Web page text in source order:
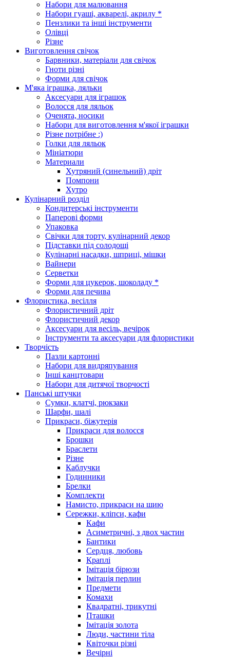
Набори для малювання
Набори гуаші, акварелі, акрилу *
Пензлики та інші інструменти
Олівці
Різне
Виготовлення свічок
Барвники, матеріали для свічок
Гноти різні
Форми для свічок
М'яка іграшка, ляльки
Аксесуари для іграшок
Волосся для ляльок
Оченята, носики
Набори для виготовлення м'якої іграшки
Різне потрібне :)
Голки для ляльок
Мініатюри
Материали
Хутряний (синельний) дріт
Помпони
Хутро
Кулінарний розділ
Кондитерські інструменти
Паперові форми
Упаковка
Свічки для торту, кулінарний декор
Підставки під солодощі
Кулінарні насадки, шприці, мішки
Вайнери
Серветки
Форми для цукерок, шоколаду *
Форми для печива
Флористика, весілля
Флористичний дріт
Флористичний декор
Аксесуари для весіль, вечірок
Інструменти та аксесуари для флористики
Творчість
Пазли картонні
Набори для видряпування
Інші канцтовари
Набори для дитячої творчості
Панські штучки
Сумки, клатчі, рюкзаки
Шарфи, шалі
Прикраси, біжутерія
Прикраси для волосся
Брошки
Браслети
Різне
Каблучки
Годинники
Брелки
Комплекти
Намисто, прикраси на шию
Сережки, кліпси, кафи
Кафи
Асиметричні, з двох частин
Бантики
Сердця, любовь
Краплі
Імітація бірюзи
Імітація перлин
Предмети
Комахи
Квадратні, трикутні
Пташки
Імітація золота
Люди, частини тіла
Квіточки різні
Вечірні